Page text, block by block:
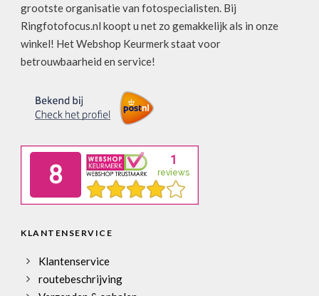
grootste organisatie van fotospecialisten. Bij
Ringfotofocus.nl koopt u net zo gemakkelijk als in onze
winkel! Het Webshop Keurmerk staat voor
betrouwbaarheid en service!
KLANTENSERVICE
Klantenservice
routebeschrijving